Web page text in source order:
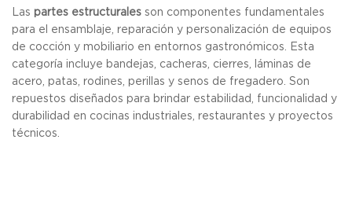
Las partes estructurales son componentes fundamentales
para el ensamblaje, reparación y personalización de equipos
de cocción y mobiliario en entornos gastronómicos. Esta
categoría incluye bandejas, cacheras, cierres, láminas de
acero, patas, rodines, perillas y senos de fregadero. Son
repuestos diseñados para brindar estabilidad, funcionalidad y
durabilidad en cocinas industriales, restaurantes y proyectos
técnicos.